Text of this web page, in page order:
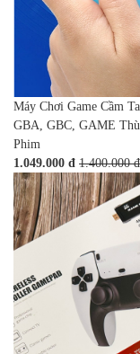
Máy Chơi Game Cầm
GBA, GBC, GAME
Phim
1.049.000 đ 1.400.000 đ